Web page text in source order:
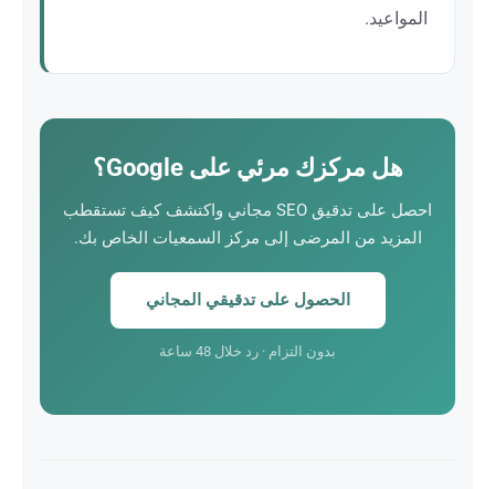
المواعيد.
يستلزم تحسين موقعك للإحالة الطبيعية تسريعَ تحميله،
والنتيجة: يعثر الزوار بسهولة أكبر على ما يبحثون عنه
وينتقلون إلى الفعل بيسر أكبر (اتصال، حجز موعد
إلكتروني).هل مركزك مرئي على Google؟
احصل على تدقيق SEO مجاني واكتشف كيف تستقطب
المزيد من المرضى إلى مركز السمعيات الخاص بك.
الحصول على تدقيقي المجاني
بدون التزام · رد خلال 48 ساعة